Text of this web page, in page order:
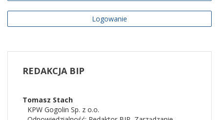
Logowanie
REDAKCJABIP
Tomasz Stach
KPW Gogolin Sp. z o.o.